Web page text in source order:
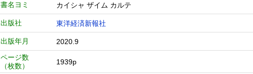
書名ヨミ カイシャ ザイム カルテ
出版社 東洋経済新報社
出版年月
2020.9
ページ数
（枚数）
1939p